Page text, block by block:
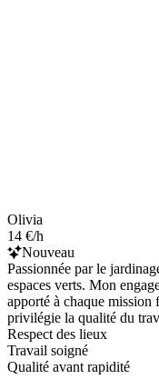
Olivia
14 €/h
Nouveau
Passionnée par le
espaces verts. Mon
apporté à chaque
privilégie la qualité du
Respect des lieux
Travail soigné
Qualité avant rapidité